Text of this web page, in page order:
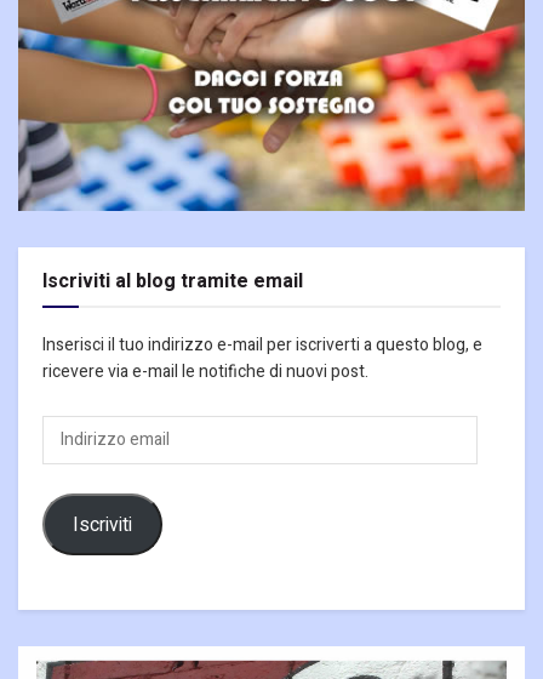
Iscriviti al blog tramite email
Inserisci il tuo indirizzo e-mail per iscriverti a questo blog, e
ricevere via e-mail le notifiche di nuovi post.
Indirizzo
email
Iscriviti